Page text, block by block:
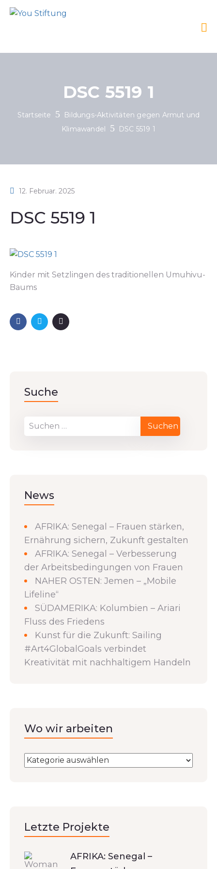
DSC 5519 1
Startseite
Bildungs-Aktivitäten gegen Armut und
Klimawandel
DSC 5519 1
12. Februar. 2025
DSC 5519 1
Kinder mit Setzlingen des traditionellen Umuhivu-
Baums
Suche
News
AFRIKA: Senegal – Frauen stärken,
Ernährung sichern, Zukunft gestalten
AFRIKA: Senegal – Verbesserung
der Arbeitsbedingungen von Frauen
NAHER OSTEN: Jemen – „Mobile
Lifeline“
SÜDAMERIKA: Kolumbien – Ariari
Fluss des Friedens
Kunst für die Zukunft: Sailing
#Art4GlobalGoals verbindet
Kreativität mit nachhaltigem Handeln
Wo wir arbeiten
Letzte Projekte
AFRIKA: Senegal –